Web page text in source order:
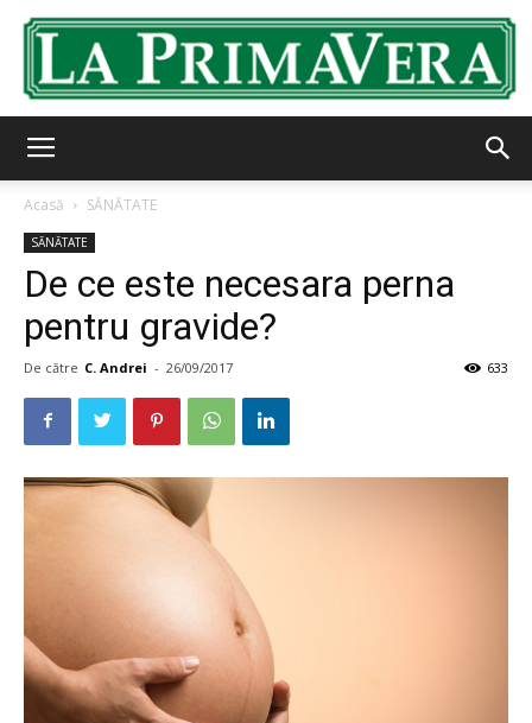
Acasă SĂNĂTATE
SĂNĂTATE
De ce este necesara perna
pentru gravide?
De către C. Andrei - 26/09/2017 633